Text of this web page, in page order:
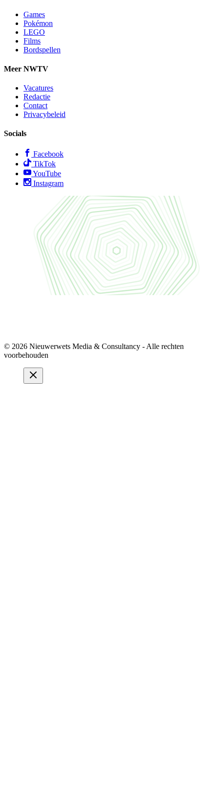
Games
Pokémon
LEGO
Films
Bordspellen
Meer NWTV
Vacatures
Redactie
Contact
Privacybeleid
Socials
Facebook
TikTok
YouTube
Instagram
© 2026 Nieuwerwets Media & Consultancy - Alle rechten
voorbehouden